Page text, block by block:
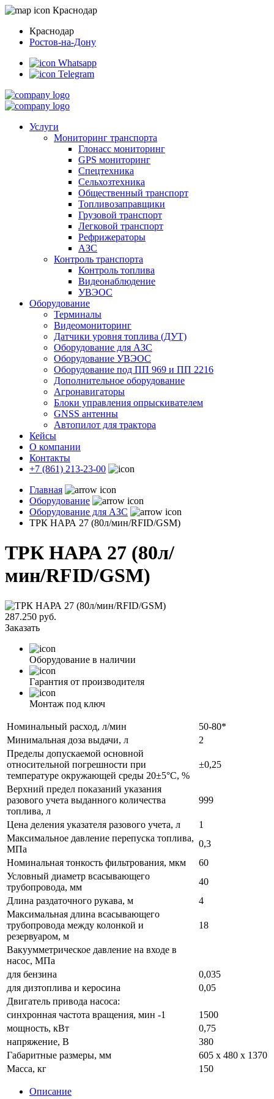
Краснодар
Краснодар
Ростов-на-Дону
Whatsapp
Telegram
Услуги
Мониторинг транспорта
Глонасс мониторинг
GPS мониторинг
Спецтехника
Сельхозтехника
Общественный транспорт
Топливозаправщики
Грузовой транспорт
Легковой транспорт
Рефрижераторы
АЗС
Контроль транспорта
Контроль топлива
Видеонаблюдение
УВЭОС
Оборудование
Терминалы
Видеомониторинг
Датчики уровня топлива (ДУТ)
Оборудование для АЗС
Оборудование УВЭОС
Оборудование под ПП 969 и ПП 2216
Дополнительное оборудование
Агронавигаторы
Блоки управления опрыскивателем
GNSS антенны
Автопилот для трактора
Кейсы
О компании
Контакты
+7 (861) 213-23-00
Главная
Оборудование
Оборудование для АЗС
ТРК НАРА 27 (80л/мин/RFID/GSM)
ТРК НАРА 27 (80л/
мин/RFID/GSM)
287.250 руб.
Заказать
Оборудование в наличии
Гарантия от производителя
Монтаж под ключ
Номинальный расход, л/мин
50-80*
Минимальная доза выдачи, л
2
Пределы допускаемой основной
относительной погрешности при
температуре окружающей среды 20±5°С, %
±0,25
Верхний предел показаний указания
разового учета выданного количества
топлива, л
999
Цена деления указателя разового учета, л
1
Максимальное давление перепуска топлива,
МПа
0,3
Номинальная тонкость фильтрования, мкм
60
Условный диаметр всасывающего
трубопровода, мм
40
Длина раздаточного рукава, м
4
Максимальная длина всасывающего
трубопровода между колонкой и
резервуаром, м
18
Вакуумметрическое давление на входе в
насос, МПа
для бензина
0,035
для дизтоплива и керосина
0,05
Двигатель привода насоса:
синхронная частота вращения, мин -1
1500
мощность, кВт
0,75
напряжение, В
380
Габаритные размеры, мм
605 x 480 x 1370
Масса, кг
150
Описание